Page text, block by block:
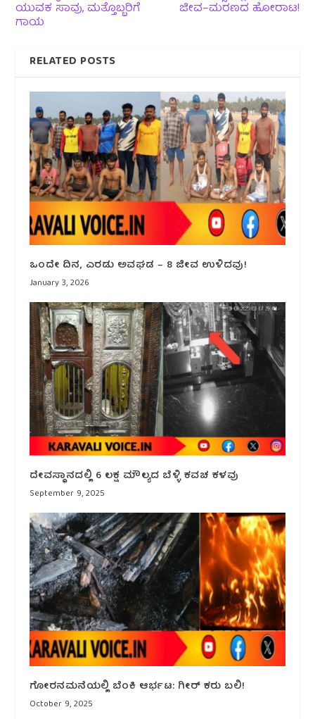
ಯುವಕ ಸಾವು, ಮತ್ತೊಬ್ಬರಿಗೆ
ಗಾಯ
ಜೀವ–ಮರಣದ ಹೋರಾಟ!
RELATED POSTS
ಒಂದೇ ದಿನ, ಎರಡು ಅವಘಡ – 8 ಜೀವ ಉಳಿದವು!
January 3, 2026
ದೇವಸ್ಥಾನದಲ್ಲಿ 6 ಲಕ್ಷ ಮೌಲ್ಯದ ಬೆಳ್ಳಿ ಕವಚ ಕಳವು
September 9, 2025
ಗೋರನಮನೆಯಲ್ಲಿ ಬೆಂಕಿ ಆರ್ಭಟ: ಗೀರ್ ಕರು ಬಲಿ!
October 9, 2025